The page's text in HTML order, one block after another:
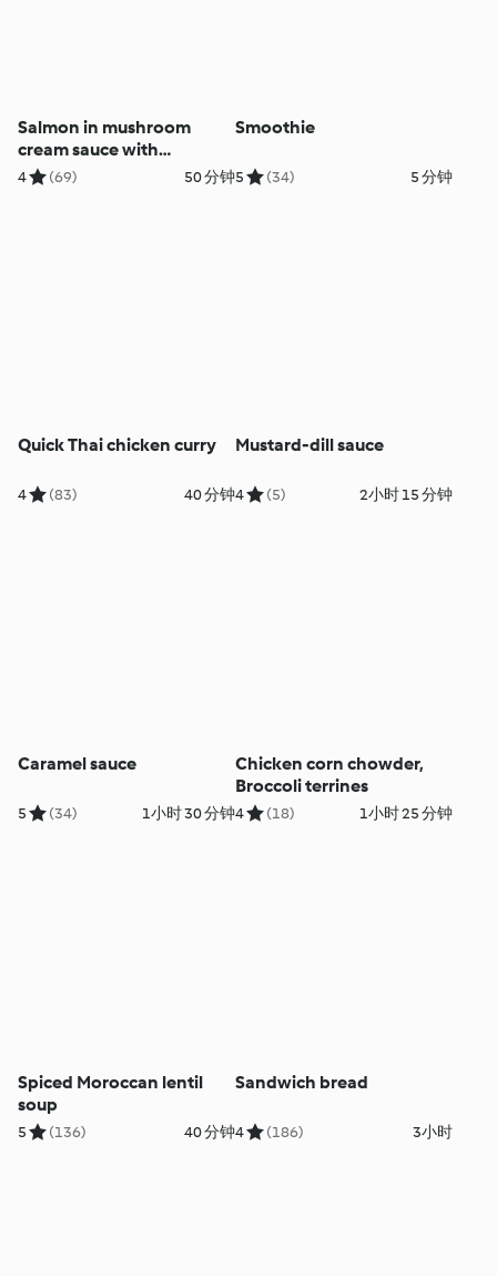
Salmon in mushroom
cream sauce with
potatoes
4 (69) 50 分钟
Smoothie
5 (34) 5 分钟
Quick Thai chicken curry
4 (83) 40 分钟
Mustard-dill sauce
4 (5) 2小时 15 分钟
Caramel sauce
5 (34) 1小时 30 分钟
Chicken corn chowder,
Broccoli terrines
4 (18) 1小时 25 分钟
Spiced Moroccan lentil
soup
5 (136) 40 分钟
Sandwich bread
4 (186) 3小时